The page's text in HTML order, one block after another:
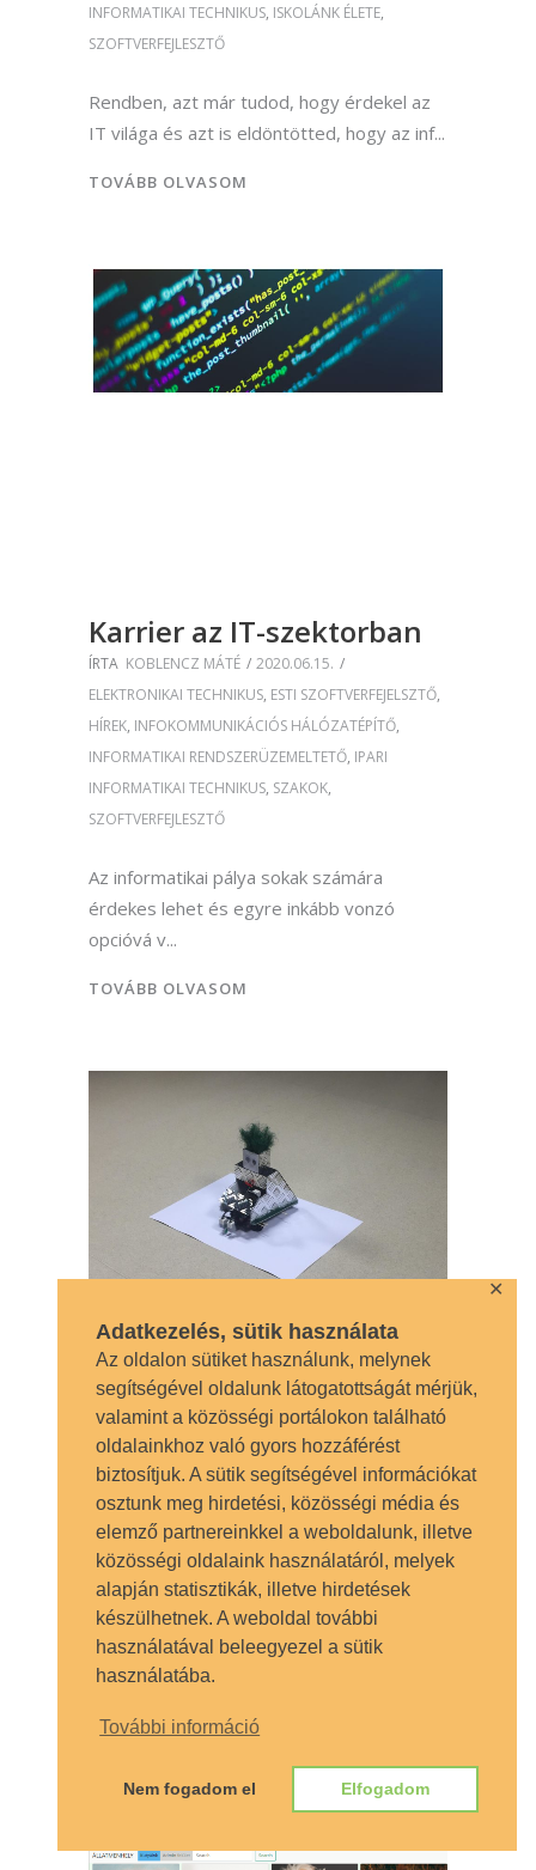
Adatkezelés, sütik használata
Az oldalon sütiket használunk, melynek
segítségével oldalunk látogatottságát mérjük,
valamint a közösségi portálokon található
oldalainkhoz való gyors hozzáférést
biztosítjuk. A sütik segítségével információkat
osztunk meg hirdetési, közösségi média és
elemző partnereinkkel a weboldalunk, illetve
közösségi oldalaink használatáról, melyek
alapján statisztikák, illetve hirdetések
készülhetnek. A weboldal további
használatával beleegyezel a sütik
használatába.
További információ
Nem fogadom el Elfogadom
✕
INFORMATIKAI TECHNIKUS, ISKOLÁNK ÉLETE,
SZOFTVERFEJLESZTŐ
Rendben, azt már tudod, hogy érdekel az
IT világa és azt is eldöntötted, hogy az inf
TOVÁBB OLVASOM
Karrier az IT-szektorban
ÍRTA KOBLENCZ MÁTÉ
2020.06.15.
ELEKTRONIKAI TECHNIKUS, ESTI SZOFTVERFEJELSZTŐ,
HÍREK, INFOKOMMUNIKÁCIÓS HÁLÓZATÉPÍTŐ,
INFORMATIKAI RENDSZERÜZEMELTETŐ, IPARI
INFORMATIKAI TECHNIKUS, SZAKOK,
SZOFTVERFEJLESZTŐ
Az informatikai pálya sokak számára
érdekes lehet és egyre inkább vonzó
opcióvá v
TOVÁBB OLVASOM
Közösen játszva alkotni –
Noree (vagy Fun2Draw), a
rajzoló robot
ÍRTAKOBLENCZ MÁTÉ
2019.04.02.
BÜSZKESÉGEINK,DIÁKÉLET ,HÍREK,ISKOLÁNK ÉLETE,
SZOFTVERFEJLESZTŐ
Iskolánk a Magyar Innovációs Szövetség
által kiírt felhívás alapján, pályázato
TOVÁBB OLVASOM